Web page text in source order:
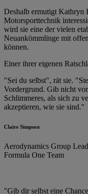
Deshalb ermutigt Kathryn
Motorsporttechnik
wird sie eine der vielen
Neuankömmlinge mit
können.
Einer ihrer eigenen
"Sei du selbst", rät sie.
Vordergrund. Gib nicht
Schlimmeres, als sich zu
akzeptieren, wie sie sind."
Claire Simpson
Aerodynamics Group
Formula One Team
"Gib dir selbst eine